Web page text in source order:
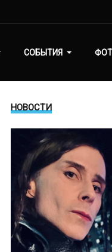
СОБЫТИЯ
НОВОСТИ